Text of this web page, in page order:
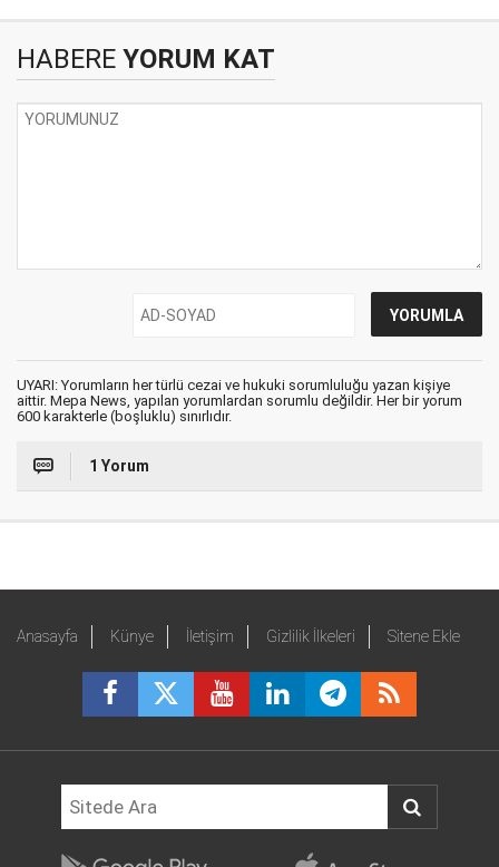
HABERE YORUM KAT
UYARI: Yorumların her türlü cezai ve hukuki sorumluluğu yazan kişiye
aittir. Mepa News, yapılan yorumlardan sorumlu değildir. Her bir yorum
600 karakterle (boşluklu) sınırlıdır.
1 Yorum
Anasayfa Künye İletişim Gizlilik İlkeleri Sitene Ekle